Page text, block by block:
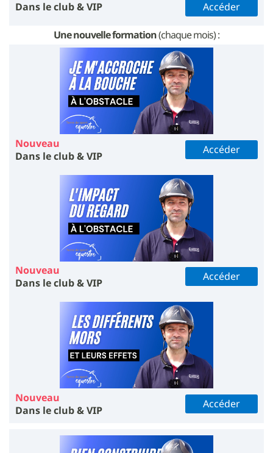
Dans le club & VIP Accéder
Une nouvelle formation(chaque mois) :
Nouveau
Dans le club & VIP
Accéder
Nouveau
Dans le club & VIP
Accéder
Nouveau
Dans le club & VIP
Accéder